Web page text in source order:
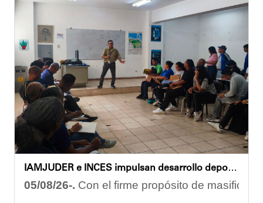
“Tengo una excelente atención por parte del
Gracias al trabajo articulado de un equipo
Anyelimar Sierra.
IAMJUDER e INCES impulsan desarrollo deportivo con nuevos talleres de formación para promotores
05/08/26-. Con el firme propósito de masificar